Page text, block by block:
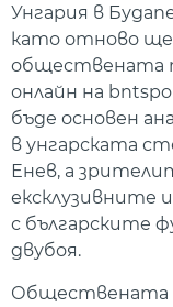
Унгария в
като отново ще
обществената
онлайн на
бъде основен
в унгарската
Енев, а
ексклузивните
с българските
двубоя.
Обществената